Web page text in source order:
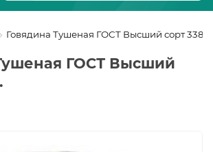
Говядина Тушеная ГОСТ Высший сорт
ГОСТ Высший